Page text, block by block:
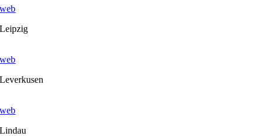
web
Leipzig
web
Leverkusen
web
Lindau